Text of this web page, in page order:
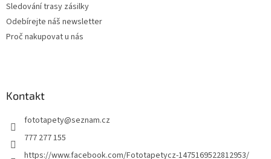
Sledování trasy zásilky
Odebírejte náš newsletter
Proč nakupovat u nás
Kontakt
fototapety@seznam.cz
777 277 155
https://www.facebook.com/Fototapetycz-1475169522812953/